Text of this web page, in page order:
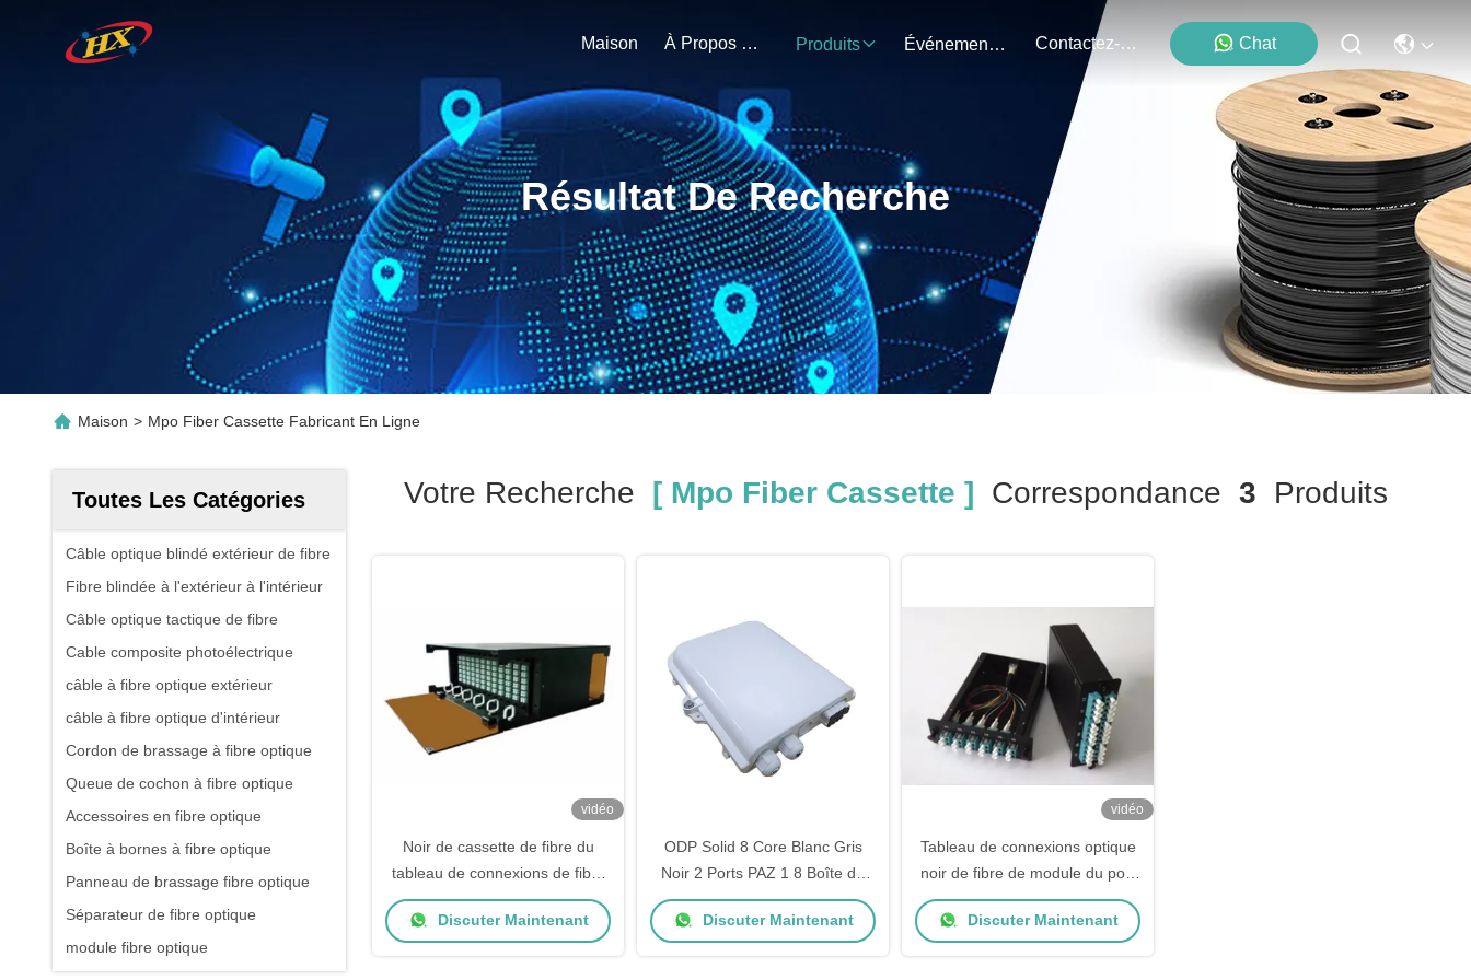
Maison À Propos De Nous Produits Événements Contactez-Nous Chat
Résultat De Recherche
Maison > Mpo Fiber Cassette Fabricant En Ligne
Toutes Les Catégories
Câble optique blindé extérieur de fibre
Fibre blindée à l'extérieur à l'intérieur
Câble optique tactique de fibre
Cable composite photoélectrique
câble à fibre optique extérieur
câble à fibre optique d'intérieur
Cordon de brassage à fibre optique
Queue de cochon à fibre optique
Accessoires en fibre optique
Boîte à bornes à fibre optique
Panneau de brassage fibre optique
Séparateur de fibre optique
module fibre optique
Votre Recherche [ Mpo Fiber Cassette ] Correspondance 3 Produits
vidéo
Noir de cassette de fibre du
tableau de connexions de fibre
du châssis 4U de MTP MPO
Discuter Maintenant
ODP Solid 8 Core Blanc Gris
Noir 2 Ports PAZ 1 8 Boîte de
borne à fibres FTTH de type
cassette
Discuter Maintenant
vidéo
Tableau de connexions optique
noir de fibre de module du port
MTP MPO du tableau de
connexions 24 de fibre
Discuter Maintenant